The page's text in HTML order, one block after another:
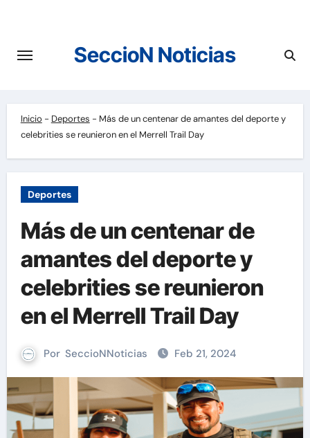
contenido
SeccioN Noticias
Inicio - Deportes - Más de un centenar de amantes del deporte y
celebrities se reunieron en el Merrell Trail Day
Deportes
Más de un centenar de
amantes del deporte y
celebrities se reunieron
en el Merrell Trail Day
Por SeccioNNoticias Feb 21, 2024